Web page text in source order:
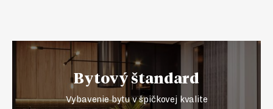
Bytový štandard
Vybavenie bytu v špičkovej kvalite